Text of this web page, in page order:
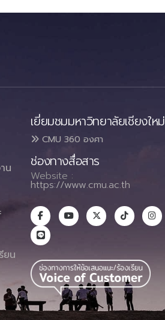
น
ยน
เยี่ยมชมมหาวิทยาลัยเชียงใหม่
CMU 360 องศา
ช่องทางสื่อสาร
Website :
https://www.cmu.ac.th